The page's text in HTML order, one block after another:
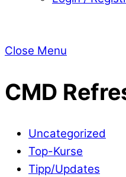
Close Menu
CMD
Uncategorized
Top-Kurse
Tipp/Updates